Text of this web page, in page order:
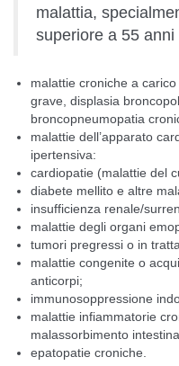
malattia,
superiore a 55
malattie croniche a
grave, displasia
broncopneumopatia
malattie dell’apparato
ipertensiva:
cardiopatie (malattie del
diabete mellito e altre
insufficienza renale/
malattie degli organi
tumori pregressi o in
malattie congenite o
anticorpi;
immunosoppressione
malattie infiammatorie
malassorbimento
epatopatie croniche.